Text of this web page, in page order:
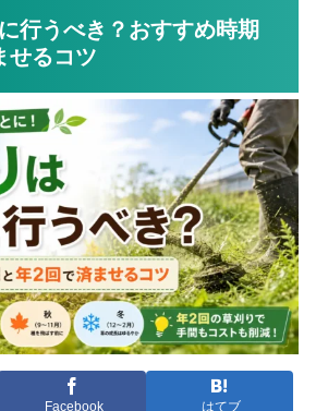
行うべき？おすすめ時期
せるコツ
Facebook はてブ